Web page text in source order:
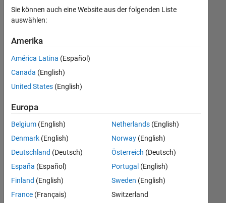
Inside Sales
Sales Operations
Marketing Communications
Marketing Services
Business Model Team
Finance and Operations
Derzeit
es
keine
offenen
Stellen,
Ihren
Suchkriterien
entsprechen.
können
die
Suchkriterien
weiter
fassen
Sie können auch eine Website aus der folgenden Liste
auswählen:
Amerika
América Latina (Español)
Canada (English)
United States (English)
Europa
Belgium (English)
Denmark (English)
Deutschland (Deutsch)
España (Español)
Finland (English)
France (Français)
Netherlands(English)
Norway(English)
Österreich (Deutsch)
Portugal (English)
Sweden (English)
Switzerland